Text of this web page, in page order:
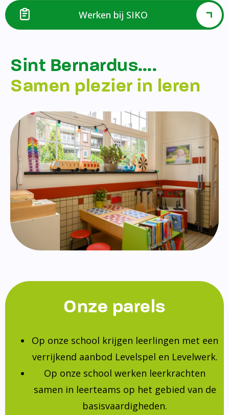
Werken bij SIKO
Sint Bernardus….
Samen plezier in leren
Onze parels
Op onze school krijgen leerlingen met een
verrijkend aanbod Levelspel en Levelwerk.
Op onze school werken leerkrachten
samen in leerteams op het gebied van de
basisvaardigheden.